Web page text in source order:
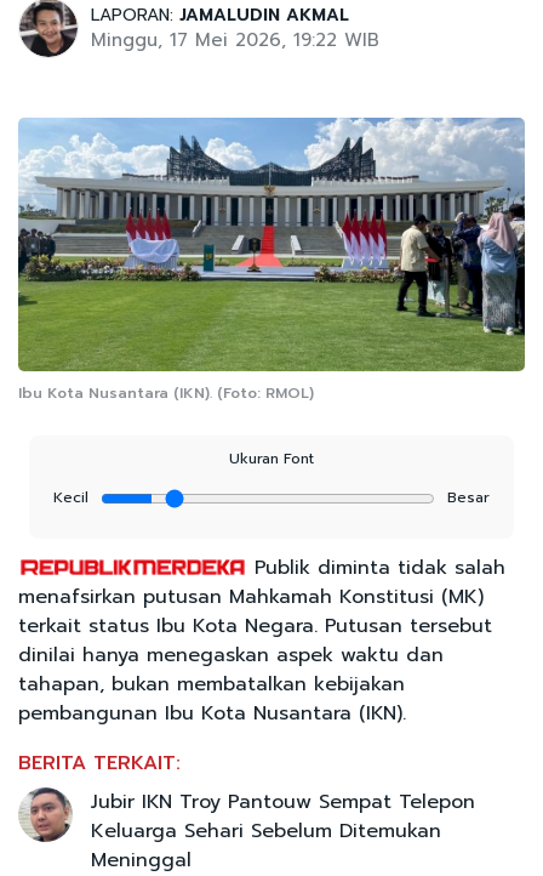
LAPORAN: JAMALUDIN AKMAL
Minggu, 17 Mei 2026, 19:22 WIB
Ibu Kota Nusantara (IKN). (Foto: RMOL)
Ukuran Font
Kecil
Besar
Publik diminta tidak salah
menafsirkan putusan Mahkamah Konstitusi (MK)
terkait status Ibu Kota Negara. Putusan tersebut
dinilai hanya menegaskan aspek waktu dan
tahapan, bukan membatalkan kebijakan
pembangunan Ibu Kota Nusantara (IKN).
BERITA TERKAIT:
Jubir IKN Troy Pantouw Sempat Telepon
Keluarga Sehari Sebelum Ditemukan
Meninggal